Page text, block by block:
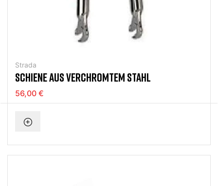
Strada
SCHIENE AUS VERCHROMTEM STAHL
56,00 €